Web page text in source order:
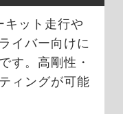
キット走行や
イバー向けに
す。高剛性・
ィングが可能